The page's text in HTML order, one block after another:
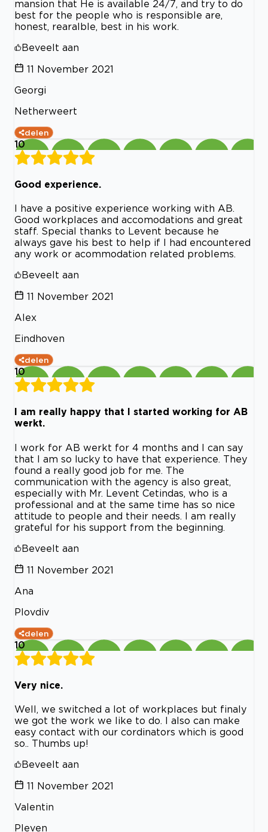
mansion that He is available 24/7, and try to do
best for the people who is responsible are,
honest, rearalble, best in his work.
Beveelt aan
11 November 2021
Georgi
Netherweert
delen
10
Good experience.
I have a positive experience working with AB.
Good workplaces and accomodations and great
staff. Special thanks to Levent because he
always gave his best to help if I had encountered
any work or acommodation related problems.
Beveelt aan
11 November 2021
Alex
Eindhoven
delen
10
I am really happy that I started working for AB
werkt.
I work for AB werkt for 4 months and I can say
that I am so lucky to have that experience. They
found a really good job for me. The
communication with the agency is also great,
especially with Mr. Levent Cetindas, who is a
professional and at the same time has so nice
attitude to people and their needs. I am really
grateful for his support from the beginning.
Beveelt aan
11 November 2021
Ana
Plovdiv
delen
10
Very nice.
Well, we switched a lot of workplaces but finaly
we got the work we like to do. I also can make
easy contact with our cordinators which is good
so.. Thumbs up!
Beveelt aan
11 November 2021
Valentin
Pleven